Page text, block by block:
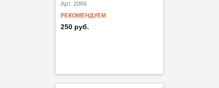
Арт. 2066
РЕКОМЕНДУЕМ
250 руб.